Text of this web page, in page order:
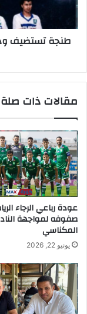
طنجة تستضيف
مقالات ذات صلة
عودة رباعي الرجاء
صفوفه لمواجهة
المكناسي
يونيو 22, 2026